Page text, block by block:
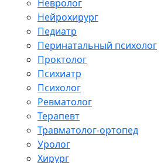
Невролог
Нейрохирург
Педиатр
Перинатальный психолог
Проктолог
Психиатр
Психолог
Ревматолог
Терапевт
Травматолог-ортопед
Уролог
Хирург